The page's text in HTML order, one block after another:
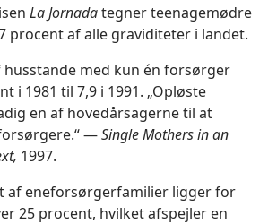
La Jornadategner teenagemødre
procent af alle graviditeter i landet.
husstande med kun én forsørger
i 1981 til 7,9 i 1991. „Opløste
en af hovedårsagerne til at
—Single Mothers in an
1997.
af eneforsørgerfamilier ligger for
25 procent, hvilket afspejler en